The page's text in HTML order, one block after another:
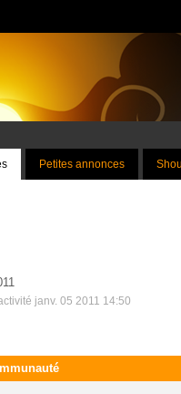
Petites annonces
janv. 05 2011 14:50